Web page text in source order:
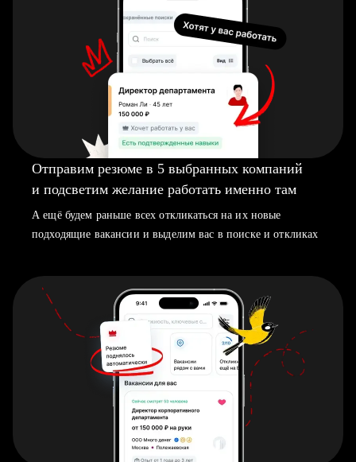
Отправим резюме в 5 выбранных компаний
и подсветим желание работать именно там
А ещё будем раньше всех откликаться на их новые
подходящие вакансии и выделим вас в поиске и откликах